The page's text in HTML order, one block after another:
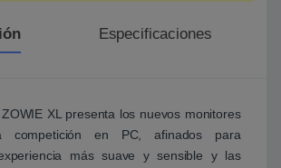
Especificaciones
XL presenta los nuevos monitores
competición en PC, afinados para
más suave y sensible y las